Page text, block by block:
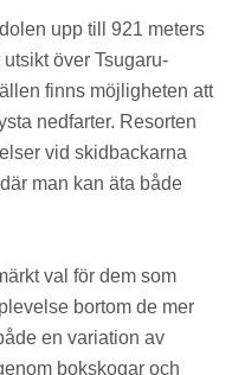
upp till 921 meters
över Tsugaru-
finns möjligheten att
nedfarter. Resorten
vid skidbackarna
man kan äta både
val för dem som
bortom de mer
en variation av
bokskogar och